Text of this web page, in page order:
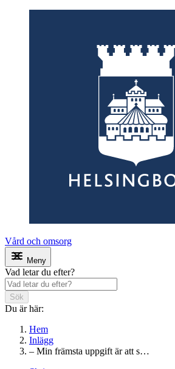
Vård och omsorg
Meny
Vad letar du efter?
Sök
Du är här:
Hem
Inlägg
– Min främsta uppgift är att s…